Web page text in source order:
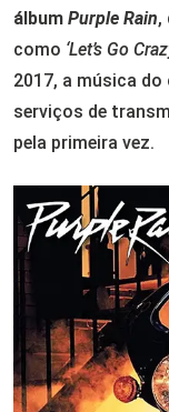
álbum Purple Rain,
como ‘Let’s Go
2017, a música
serviços de
pela primeira vez.